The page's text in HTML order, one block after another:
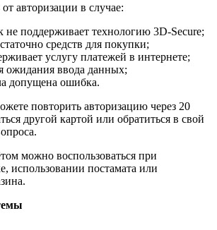
авторизации в случае:
не поддерживает технологию 3D-Secure;
средств для покупки;
услугу платежей в интернете;
ожидания ввода данных;
допущена ошибка.
повторить авторизацию через 20
другой картой или обратиться в свой
можно воспользоваться при
использовании постамата или